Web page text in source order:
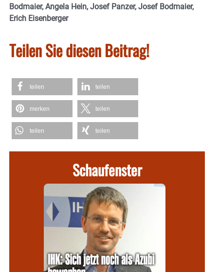
Bodmaier, Angela Hein, Josef Panzer, Josef Bodmaier,
Erich Eisenberger
Teilen Sie diesen Beitrag!
teilen teilen
merken teilen
teilen teilen
Schaufenster